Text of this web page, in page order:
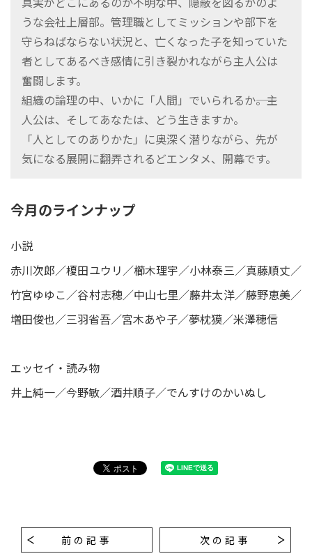
うな会社上層部。管理職としてミッションや部下を
守らねばならない状況と、亡くなった子を知っていた
者としてあるべき感情に引き裂かれながら主人公は
奮闘します。
組織の論理の中、いかに「人間」でいられるか――。主
人公は、そしてあなたは、どう生きますか。
「人としてのありかた」に奥深く潜りながら、先が
気になる展開に翻弄されるどエンタメ、開幕です。
今月のラインナップ
小説
赤川次郎／榎田ユウリ／櫛木理宇／小林泰三／真藤順丈／
竹宮ゆゆこ／谷村志穂／中山七里／藤井太洋／藤野恵美／
増田俊也／三羽省吾／宮木あや子／夢枕獏／米澤穂信
エッセイ・読み物
井上純一／今野敏／酒井順子／でんすけのかいぬし
前の記事 次の記事